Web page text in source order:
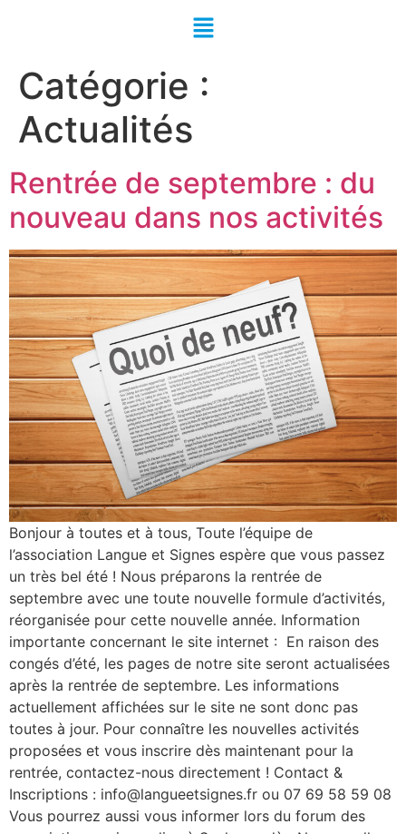
Catégorie :
Actualités
Rentrée de septembre : du
nouveau dans nos activités
Bonjour à toutes et à tous, Toute l’équipe de
l’association Langue et Signes espère que vous passez
un très bel été ! Nous préparons la rentrée de
septembre avec une toute nouvelle formule d’activités,
réorganisée pour cette nouvelle année. Information
importante concernant le site internet : En raison des
congés d’été, les pages de notre site seront actualisées
après la rentrée de septembre. Les informations
actuellement affichées sur le site ne sont donc pas
toutes à jour. Pour connaître les nouvelles activités
proposées et vous inscrire dès maintenant pour la
rentrée, contactez-nous directement ! Contact &
Inscriptions : info@langueetsignes.fr ou 07 69 58 59 08
Vous pourrez aussi vous informer lors du forum des